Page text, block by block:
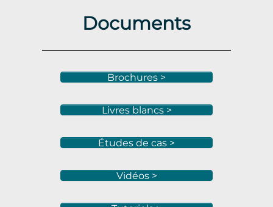
Documents
Brochures >
Livres blancs >
Études de cas >
Vidéos >